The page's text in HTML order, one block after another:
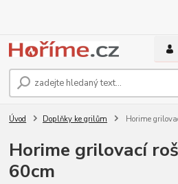
Úvod Doplňky ke grilům Horime
Horime grilovací
60cm